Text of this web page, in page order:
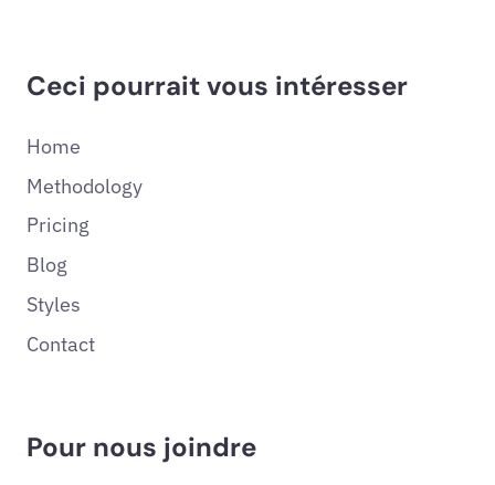
Ceci pourrait vous intéresser
Home
Methodology
Pricing
Blog
Styles
Contact
Pour nous joindre